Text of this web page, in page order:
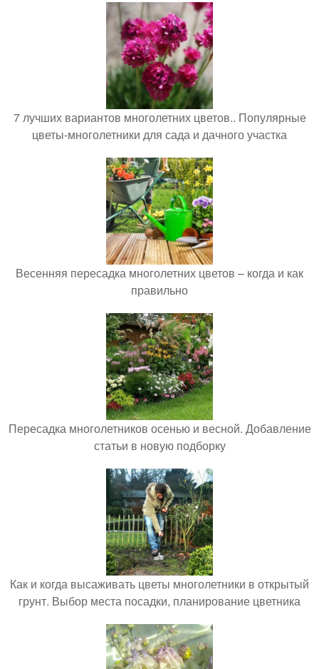
7 лучших вариантов многолетних цветов.. Популярные
цветы-многолетники для сада и дачного участка
Весенняя пересадка многолетних цветов – когда и как
правильно
Пересадка многолетников осенью и весной. Добавление
статьи в новую подборку
Как и когда высаживать цветы многолетники в открытый
грунт. Выбор места посадки, планирование цветника